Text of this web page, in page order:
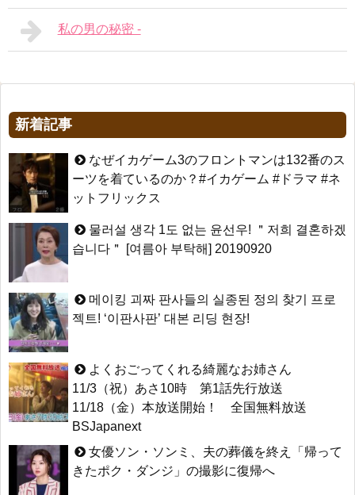
私の男の秘密 -
新着記事
なぜイカゲーム3のフロントマンは132番のス
ーツを着ているのか？#イカゲーム #ドラマ #ネ
ットフリックス
물러설 생각 1도 없는 윤선우! ＂저희 결혼하겠
습니다＂ [여름아 부탁해] 20190920
메이킹 괴짜 판사들의 실종된 정의 찾기 프로
젝트! ‘이판사판’ 대본 리딩 현장!
よくおごってくれる綺麗なお姉さん
11/3（祝）あさ10時 第1話先行放送
11/18（金）本放送開始！ 全国無料放送
BSJapanext
女優ソン・ソンミ、夫の葬儀を終え「帰って
きたポク・ダンジ」の撮影に復帰へ